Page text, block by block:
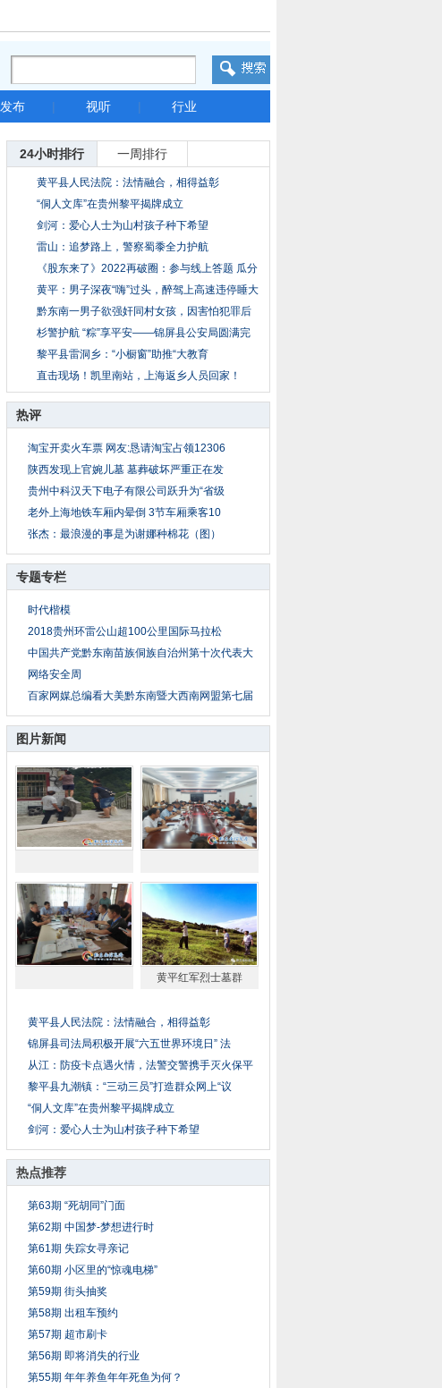
发布 | 视听 | 行业
24小时排行 一周排行
黄平县人民法院：法情融合，相得益彰
“侗人文库”在贵州黎平揭牌成立
剑河：爱心人士为山村孩子种下希望
雷山：追梦路上，警察蜀黍全力护航
《股东来了》2022再破圈：参与线上答题 瓜分
百
黄平：男子深夜“嗨”过头，醉驾上高速违停睡大
黔东南一男子欲强奸同村女孩，因害怕犯罪后
果严
杉警护航 “粽”享平安——锦屏县公安局圆满完
黎平县雷洞乡：“小橱窗”助推“大教育
直击现场！凯里南站，上海返乡人员回家！
热评
淘宝开卖火车票 网友:恳请淘宝占领12306
陕西发现上官婉儿墓 墓葬破坏严重正在发
贵州中科汉天下电子有限公司跃升为“省级
老外上海地铁车厢内晕倒 3节车厢乘客10
张杰：最浪漫的事是为谢娜种棉花（图）
专题专栏
时代楷模
2018贵州环雷公山超100公里国际马拉松
中国共产党黔东南苗族侗族自治州第十次代表大
网络安全周
百家网媒总编看大美黔东南暨大西南网盟第七届
图片新闻
黄平红军烈士墓群
黄平县人民法院：法情融合，相得益彰
锦屏县司法局积极开展“六五世界环境日” 法
从江：防疫卡点遇火情，法警交警携手灭火保平
黎平县九潮镇：“三动三员”打造群众网上“议
“侗人文库”在贵州黎平揭牌成立
剑河：爱心人士为山村孩子种下希望
热点推荐
第63期 “死胡同”门面
第62期 中国梦-梦想进行时
第61期 失踪女寻亲记
第60期 小区里的“惊魂电梯”
第59期 街头抽奖
第58期 出租车预约
第57期 超市刷卡
第56期 即将消失的行业
第55期 年年养鱼年年死鱼为何？